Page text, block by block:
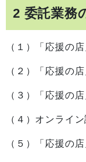
2 委託業務
（１）「応援の
（２）「応援の
（３）「応援の
（４）オンライ
（５）「応援の